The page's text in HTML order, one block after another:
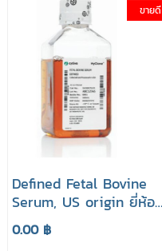
ขายดี
Defined Fetal Bovine
Serum, US origin ยี่ห้อ
HyClone
0.00 ฿